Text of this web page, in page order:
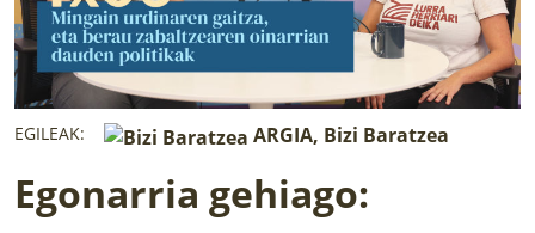
EGILEAK: ARGIA, Bizi Baratzea
Egonarria gehiago: